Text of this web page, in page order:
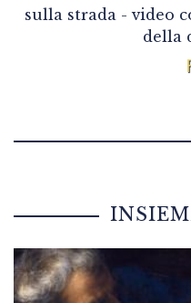
sulla strada - video
della